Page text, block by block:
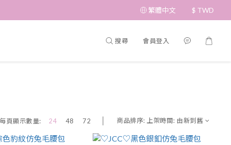
繁體中文 $ TWD
搜尋 會員登入
每頁顯示數量: 24 48 72 商品排序: 上架時間: 由新到舊